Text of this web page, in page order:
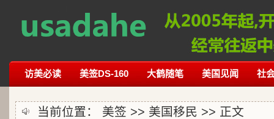
访美必读 美签DS-160 大鹤随笔 美国见闻 社
当前位置： 美签 >> 美国移民 >> 正文